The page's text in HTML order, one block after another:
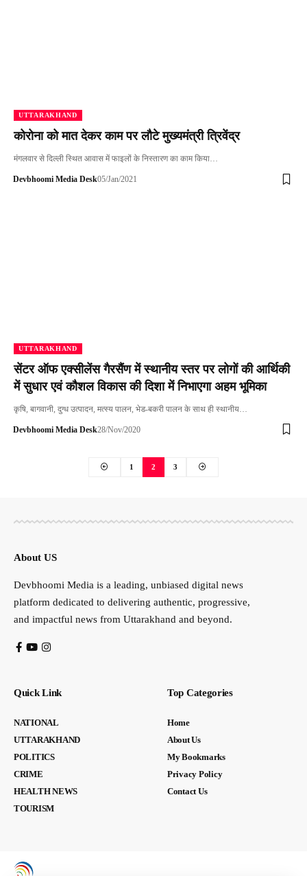
UTTARAKHAND
कोरोना को मात देकर काम पर लौटे मुख्यमंत्री त्रिवेंद्र
मंगलवार से दिल्ली स्थित आवास में फाइलों के निस्तारण का काम किया…
Devbhoomi Media Desk05/Jan/2021
UTTARAKHAND
सेंटर ऑफ एक्सीलेंस गैरसैंण में स्थानीय स्तर पर लोगों की आर्थिकी
में सुधार एवं कौशल विकास की दिशा में निभाएगा अहम भूमिका
कृषि, बागवानी, दुग्ध उत्पादन, मत्स्य पालन, भेड-बकरी पालन के साथ ही स्थानीय…
Devbhoomi Media Desk28/Nov/2020
1 2 3
About US
Devbhoomi Media is a leading, unbiased digital news
platform dedicated to delivering authentic, progressive,
and impactful news from Uttarakhand and beyond.
Quick Link
NATIONAL
UTTARAKHAND
POLITICS
CRIME
HEALTH NEWS
TOURISM
Top Categories
Home
About Us
My Bookmarks
Privacy Policy
Contact Us